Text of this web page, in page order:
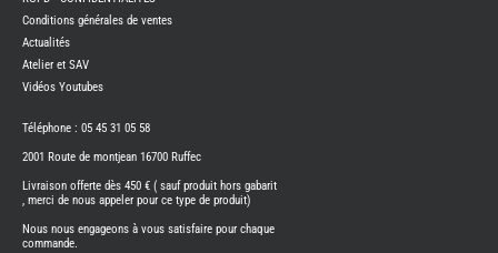
CARADO
CAMPING-
ITINEO
CAMPING-
OCCASION
CARADO
Conditions générales de ventes
Actualités
Atelier et SAV
Vidéos Youtubes
Téléphone : 05 45 31 05 58
2001 Route de montjean 16700 Ruffec
Livraison offerte dès 450 € ( sauf produit hors gabarit
, merci de nous appeler pour ce type de produit)
Nous nous engageons à vous satisfaire pour chaque
commande.